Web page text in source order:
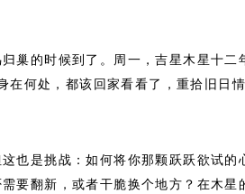
巢的时候到了。周一，吉星木星十二
何处，都该回家看看了，重拾旧日
也是挑战：如何将你那颗跃跃欲试
要翻新，或者干脆换个地方？在木